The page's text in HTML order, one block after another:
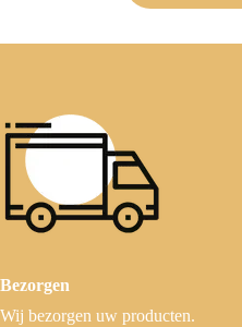
Bezorgen
Wij bezorgen uw producten.